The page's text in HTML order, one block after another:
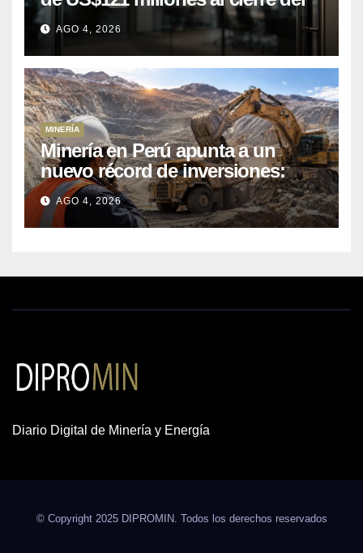
primer semestre 2026
AGO 4, 2026
MINERÍA
Minería en Perú apunta a un
nuevo récord de inversiones:
crecen los petitorios y el FMI
insta a destrabar proyectos
AGO 4, 2026
Diario Digital de Minería y Energía
© Copyright 2025 DIPROMIN. Todos los derechos reservados